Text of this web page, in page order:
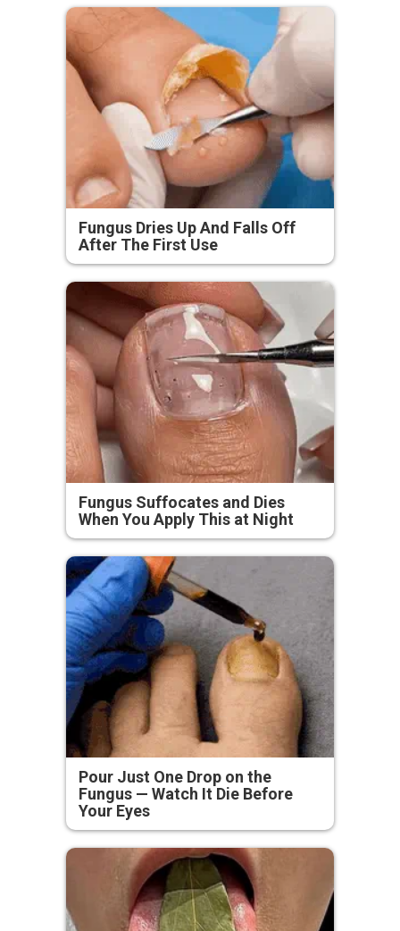
Fungus Dries Up And Falls Off
After The First Use
Fungus Suffocates and Dies
When You Apply This at Night
Pour Just One Drop on the
Fungus — Watch It Die Before
Your Eyes